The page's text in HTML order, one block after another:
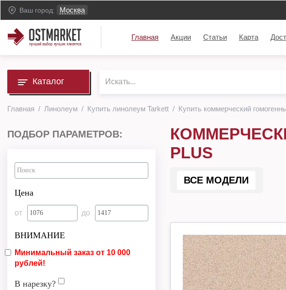
Ваш город: Москва
Главная Акции Статьи Карта
Каталог
Главная Линолеум Купить линолеум Tarkett Купить коммерческий
ПОДБОР ПАРАМЕТРОВ:
Цена
от до
ВНИМАНИЕ
Минимальный заказ от 10 000
рублей!
В нарезку?
PLUS
ВСЕ МОДЕЛИ